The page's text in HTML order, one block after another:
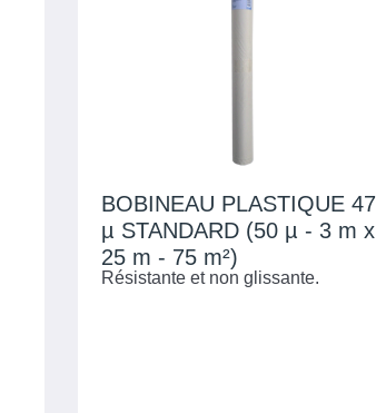
BOBINEAU PLASTIQUE 47
µ STANDARD (50 µ - 3 m x
25 m - 75 m²)
Résistante et non glissante.